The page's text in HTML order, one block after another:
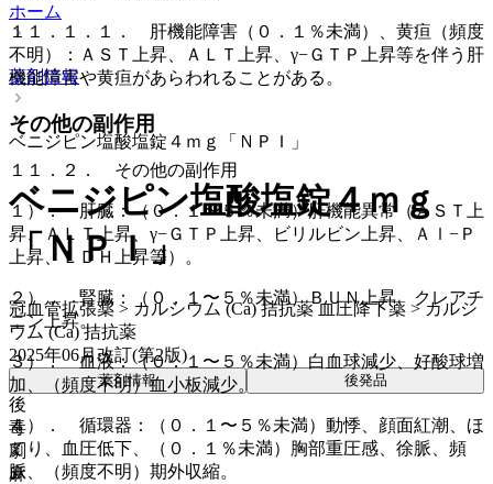
１１．１．１． 肝機能障害（０．１％未満）、黄疸（頻度
不明）：ＡＳＴ上昇、ＡＬＴ上昇、γ−ＧＴＰ上昇等を伴う肝
機能障害や黄疸があらわれることがある。
その他の副作用
１１．２． その他の副作用
１）． 肝臓：（０．１〜５％未満）肝機能異常（ＡＳＴ上
昇、ＡＬＴ上昇、γ−ＧＴＰ上昇、ビリルビン上昇、Ａｌ−Ｐ
上昇、ＬＤＨ上昇等）。
２）． 腎臓：（０．１〜５％未満）ＢＵＮ上昇、クレアチ
ニン上昇。
３）． 血液：（０．１〜５％未満）白血球減少、好酸球増
加、（頻度不明）血小板減少。
４）． 循環器：（０．１〜５％未満）動悸、顔面紅潮、ほ
てり、血圧低下、（０．１％未満）胸部重圧感、徐脈、頻
脈、（頻度不明）期外収縮。
ホーム
薬剤情報
ベニジピン塩酸塩錠４ｍｇ「ＮＰＩ」
ベニジピン塩酸塩錠４ｍｇ
「ＮＰＩ」
冠血管拡張薬 > カルシウム (Ca) 拮抗薬 血圧降下薬 > カルシ
ウム (Ca) 拮抗薬
2025年06月改訂(第2版)
薬剤情報 後発品
後
毒
劇
麻